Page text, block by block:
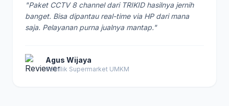
"Paket CCTV 8 channel dari TRIKID hasilnya jernih
banget. Bisa dipantau real-time via HP dari mana
saja. Pelayanan purna jualnya mantap."
Agus Wijaya
Pemilik Supermarket UMKM